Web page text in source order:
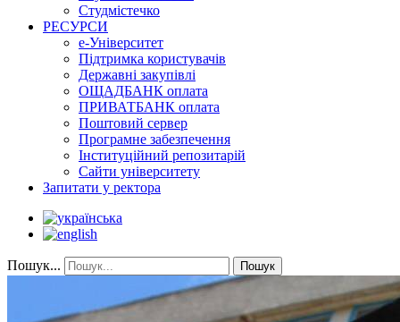
Студмістечко
РЕСУРСИ
е-Університет
Підтримка користувачів
Державні закупівлі
ОЩАДБАНК оплата
ПРИВАТБАНК оплата
Поштовий сервер
Програмне забезпечення
Інституційний репозитарій
Сайти університету
Запитати у ректора
Пошук... Пошук